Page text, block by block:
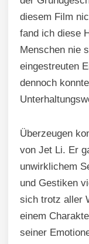
diesem Film
fand ich diese
Menschen nie
eingestreuten
dennoch
Überzeugen
von Jet Li. Er
unwirklichem
und Gestiken
sich trotz aller
einem
seiner